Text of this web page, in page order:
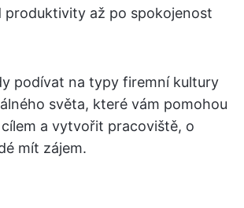
produktivity až po spokojenost
podívat na typy firemní kultury
světa, které vám pomohou
a vytvořit pracoviště, o
mít zájem.